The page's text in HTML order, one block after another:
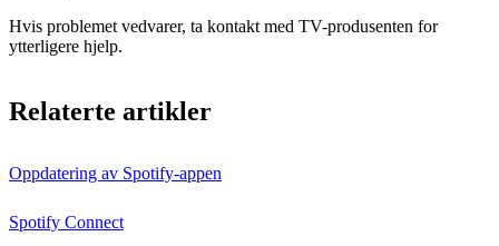
Hvis problemet vedvarer, ta kontakt med TV-produsenten for
ytterligere hjelp.
Relaterte artikler
Oppdatering av Spotify-appen
Spotify Connect